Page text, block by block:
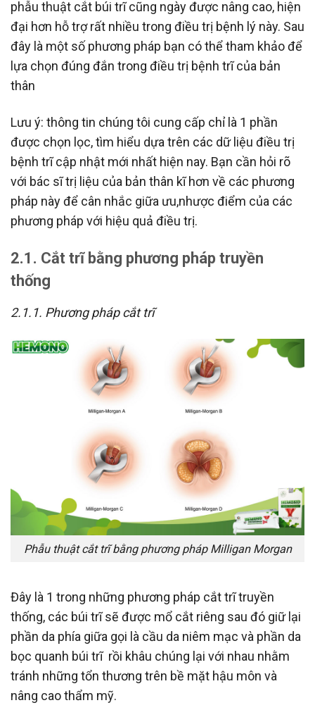
phẫu thuật cắt búi trĩ cũng ngày được nâng cao, hiện
đại hơn hỗ trợ rất nhiều trong điều trị bệnh lý này. Sau
đây là một số phương pháp bạn có thể tham khảo để
lựa chọn đúng đắn trong điều trị bệnh trĩ của bản
thân
Lưu ý: thông tin chúng tôi cung cấp chỉ là 1 phần
được chọn lọc, tìm hiểu dựa trên các dữ liệu điều trị
bệnh trĩ cập nhật mới nhất hiện nay. Bạn cần hỏi rõ
với bác sĩ trị liệu của bản thân kĩ hơn về các phương
pháp này để cân nhắc giữa ưu,nhược điểm của các
phương pháp với hiệu quả điều trị.
2.1. Cắt trĩ bằng phương pháp truyền
thống
2.1.1. Phương pháp cắt trĩ
Phẫu thuật cắt trĩ bằng phương pháp Milligan Morgan
Đây là 1 trong những phương pháp cắt trĩ truyền
thống, các búi trĩ sẽ được mổ cắt riêng sau đó giữ lại
phần da phía giữa gọi là cầu da niêm mạc và phần da
bọc quanh búi trĩ rồi khâu chúng lại với nhau nhằm
tránh những tổn thương trên bề mặt hậu môn và
nâng cao thẩm mỹ.